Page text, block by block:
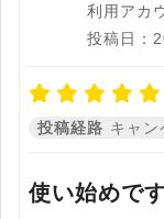
利用アカ
投稿日：
投稿経路 キャン
使い始めで